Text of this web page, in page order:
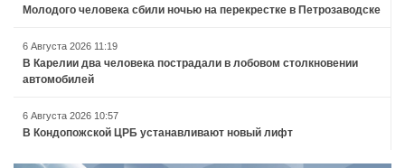
Молодого человека сбили ночью на перекрестке в Петрозаводске
6 Августа 2026 11:19
В Карелии два человека пострадали в лобовом столкновении
автомобилей
6 Августа 2026 10:57
В Кондопожской ЦРБ устанавливают новый лифт